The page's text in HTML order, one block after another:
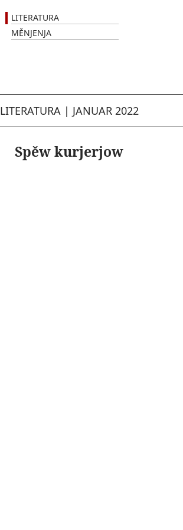
LITERATURA
MĚNJENJA
LITERATURA| JANUAR 2022
Spěw kurjerjow